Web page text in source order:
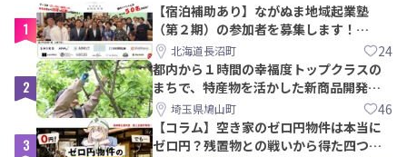
1
【宿泊補助あり】ながぬま地域起業塾
（第２期）の参加者を募集します！
【8/21〆】
北海道長沼町 24
2
都内から１時間の幸福度トップクラスの
まちで、特産物を活かした新商品開発＆
PRメンバー募集！
埼玉県鳩山町 46
3
【コラム】空き家のゼロ円物件は本当に
ゼロ円？残置物との戦いから得た四つの